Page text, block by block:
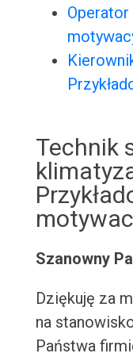
Operator
Technik
Szanowny
Dziękuję za
na
Państwa